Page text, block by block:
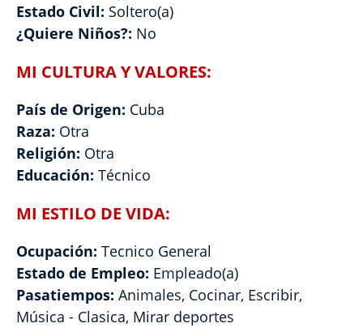
Estado Civil: Soltero(a)
¿Quiere Niños?: No
MI CULTURA Y VALORES:
País de Origen: Cuba
Raza: Otra
Religión: Otra
Educación: Técnico
MI ESTILO DE VIDA:
Ocupación: Tecnico General
Estado de Empleo: Empleado(a)
Pasatiempos: Animales, Cocinar, Escribir,
Música - Clasica, Mirar deportes